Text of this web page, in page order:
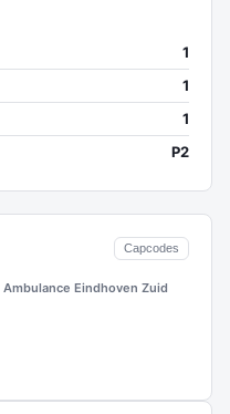
Capcodes
Ambulance Eindhoven Zuid
1
1
1
P2